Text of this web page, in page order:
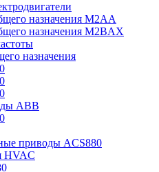
назначения M2AA
назначения M2BAX
назначения
ABB
приводы ACS880
HVAC